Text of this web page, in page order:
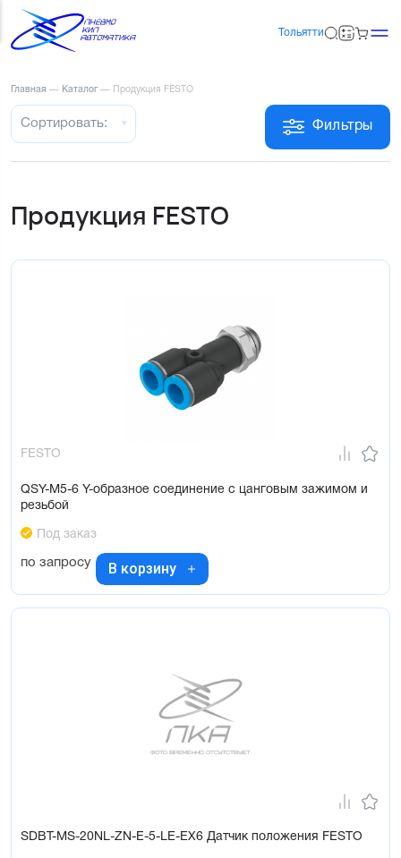
Тольятти
Главная — Каталог — Продукция FESTO
Фильтры
Сортировать:
Продукция FESTO
FESTO
QSY-M5-6 Y-образное соединение с цанговым зажимом и
резьбой
Под заказ
по запросу В корзину
SDBT-MS-20NL-ZN-E-5-LE-EX6 Датчик положения FESTO